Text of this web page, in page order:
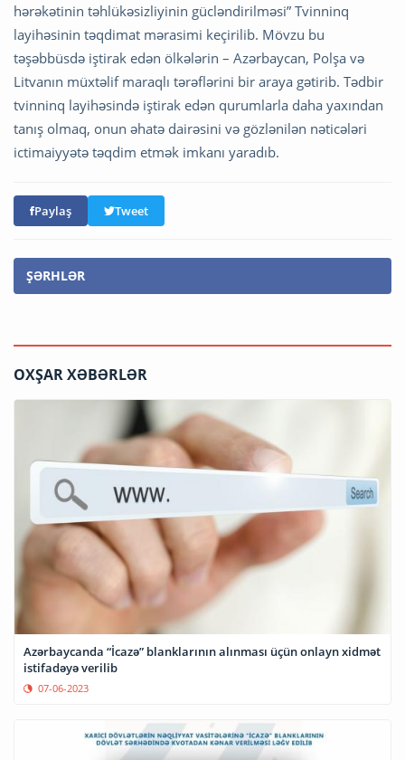
hərəkətinin təhlükəsizliyinin gücləndirilməsi” Tvinninq
layihəsinin təqdimat mərasimi keçirilib. Mövzu bu
təşəbbüsdə iştirak edən ölkələrin – Azərbaycan, Polşa və
Litvanın müxtəlif maraqlı tərəflərini bir araya gətirib. Tədbir
tvinninq layihəsində iştirak edən qurumlarla daha yaxından
tanış olmaq, onun əhatə dairəsini və gözlənilən nəticələri
ictimaiyyətə təqdim etmək imkanı yaradıb.
Paylaş Tweet
ŞƏRHLƏR
OXŞAR XƏBƏRLƏR
Azərbaycanda “İcazə” blanklarının alınması üçün onlayn xidmət
istifadəyə verilib
07-06-2023